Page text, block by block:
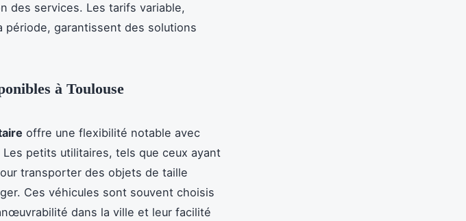
des services. Les tarifs variable,
période, garantissent des solutions
à Toulouse
offre une flexibilité notable avec
petits utilitaires, tels que ceux ayant
transporter des objets de taille
Ces véhicules sont souvent choisis
dans la ville et leur facilité